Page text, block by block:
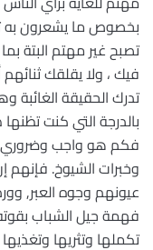
بخصوص ما يشعرون به
تصبح غير مهتم البتة
فيك ، ولا يقلقك
تدرك الحقيقة الغائبة
بالدرجة التي كنت
فكم هو واجب وضروري
وخبرات الشيوخ.
عيونهم وجوه العبر,
فهمة جيل الشباب
تكملها وتثريها